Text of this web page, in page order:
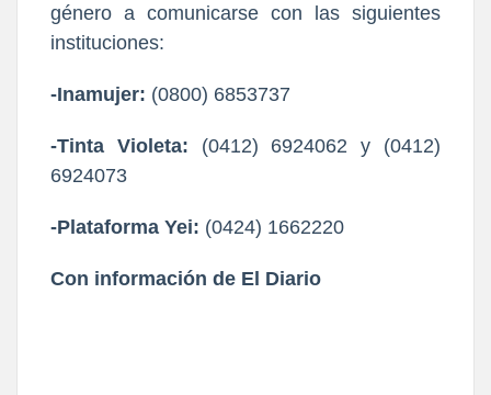
género a comunicarse con las siguientes
instituciones:
-Inamujer: (0800) 6853737
-Tinta Violeta:
(0412) 6924062 y (0412)
6924073
-Plataforma Yei: (0424) 1662220
Con información de El Diario